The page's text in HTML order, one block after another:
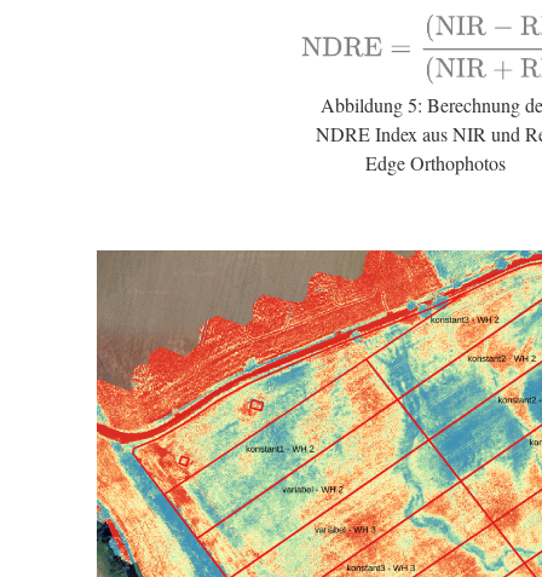
Abbildung 5: Berechnung
NDRE Index aus NIR und
Edge Orthophotos